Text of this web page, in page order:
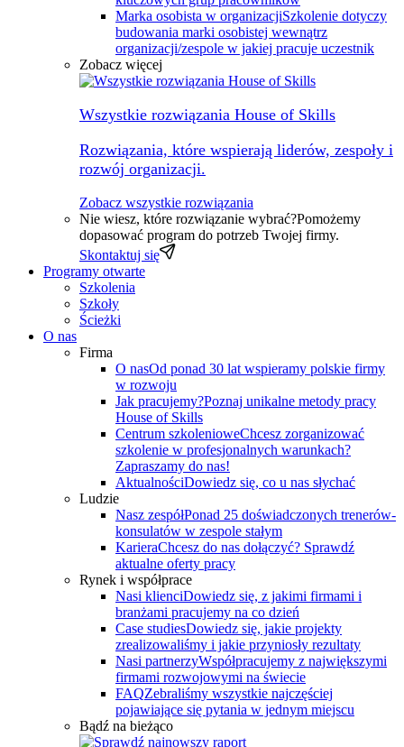
Marka osobista w organizacjiSzkolenie dotyczy
budowania marki osobistej wewnątrz
organizacji/zespole w jakiej pracuje uczestnik
Zobacz więcej
Wszystkie rozwiązania House of Skills
Rozwiązania, które wspierają liderów, zespoły i
rozwój organizacji.
Zobacz wszystkie rozwiązania
Nie wiesz, które rozwiązanie wybrać?Pomożemy
dopasować program do potrzeb Twojej firmy.
Skontaktuj się
Programy otwarte
Szkolenia
Szkoły
Ścieżki
O nas
Firma
O nasOd ponad 30 lat wspieramy polskie firmy
w rozwoju
Jak pracujemy?Poznaj unikalne metody pracy
House of Skills
Centrum szkolenioweChcesz zorganizować
szkolenie w profesjonalnych warunkach?
Zapraszamy do nas!
AktualnościDowiedz się, co u nas słychać
Ludzie
Nasz zespółPonad 25 doświadczonych trenerów-
konsulatów w zespole stałym
KarieraChcesz do nas dołączyć? Sprawdź
aktualne oferty pracy
Rynek i współprace
Nasi klienciDowiedz się, z jakimi firmami i
branżami pracujemy na co dzień
Case studiesDowiedz się, jakie projekty
zrealizowaliśmy i jakie przyniosły rezultaty
Nasi partnerzyWspółpracujemy z największymi
firmami rozwojowymi na świecie
FAQZebraliśmy wszystkie najczęściej
pojawiające się pytania w jednym miejscu
Bądź na bieżąco